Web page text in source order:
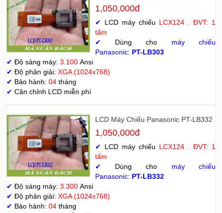
1,050,000đ
✔ LCD máy chiếu LCX124 . ĐVT: 1
tấm
✔
Dùng cho máy chiếu
Panasonic: PT-LB303
✔ Độ sáng máy: 3.100 Ansi
✔ Độ phân giải: XGA (1024x768)
✔ Bảo hành: 04 tháng
✔ Cân chỉnh LCD miễn phí
LCD Máy Chiếu Panasonic PT-LB332
1,050,000đ
✔ LCD máy chiếu LCX124 . ĐVT: 1
tấm
✔
Dùng cho máy chiếu
Panasonic: PT-LB332
✔ Độ sáng máy: 3.300 Ansi
✔ Độ phân giải: XGA (1024x768)
✔ Bảo hành: 04 tháng